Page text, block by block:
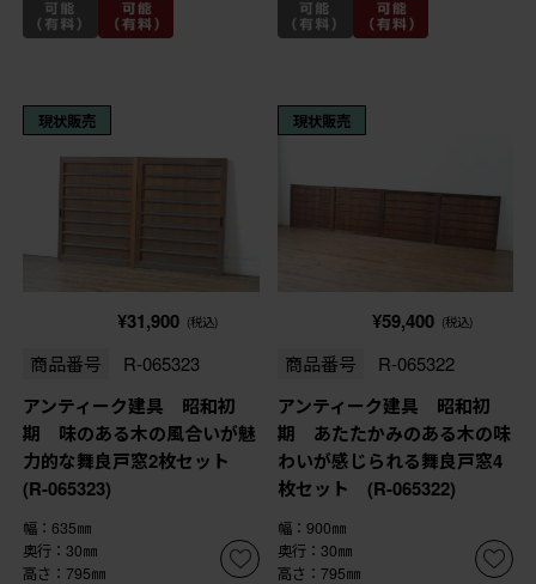
現状販売
¥31,900 (税込)
商品番号 R-065323
アンティーク建具 昭和初
期 味のある木の風合いが魅
力的な舞良戸窓2枚セット
(R-065323)
幅：635㎜
奥行：30㎜
高さ：795㎜
現状販売
¥59,400 (税込)
商品番号 R-065322
アンティーク建具 昭和初
期 あたたかみのある木の味
わいが感じられる舞良戸窓4
枚セット (R-065322)
幅：900㎜
奥行：30㎜
高さ：795㎜